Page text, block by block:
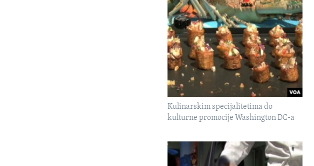
Kulinarskim specijalitetima do
kulturne promocije Washington DC-a